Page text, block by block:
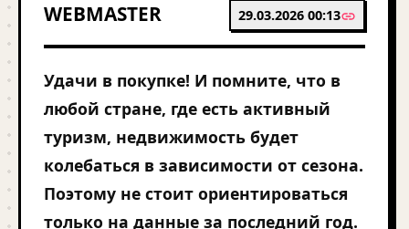
WEBMASTER 29.03.2026 00:13
Удачи в покупке! И помните, что в
любой стране, где есть активный
туризм, недвижимость будет
колебаться в зависимости от сезона.
Поэтому не стоит ориентироваться
только на данные за последний год.